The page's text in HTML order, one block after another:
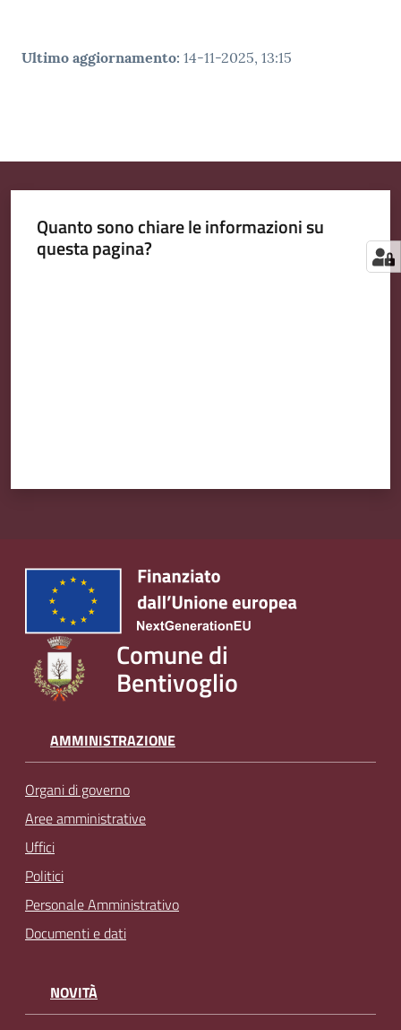
Ultimo aggiornamento: 14-11-2025, 13:15
Quanto sono chiare le informazioni su
questa pagina?
Comune di
Bentivoglio
AMMINISTRAZIONE
Organi di governo
Aree amministrative
Uffici
Politici
Personale Amministrativo
Documenti e dati
NOVITÀ